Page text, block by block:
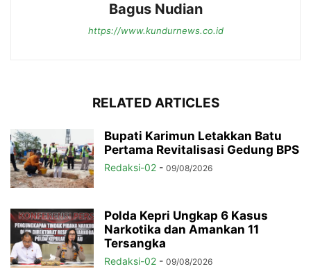
Bagus Nudian
https://www.kundurnews.co.id
RELATED ARTICLES
Bupati Karimun Letakkan Batu
Pertama Revitalisasi Gedung BPS
Redaksi-02 - 09/08/2026
Polda Kepri Ungkap 6 Kasus
Narkotika dan Amankan 11
Tersangka
Redaksi-02 - 09/08/2026